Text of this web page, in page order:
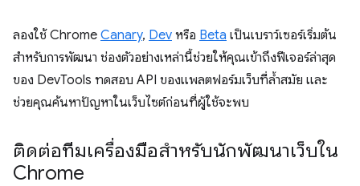
ลองใช้ Chrome Canary, Dev หรือ Beta เป็นเบราว์เซอร์เริ่มต้น
สำหรับการพัฒนา ช่องตัวอย่างเหล่านี้ช่วยให้คุณเข้าถึงฟีเจอร์ล่าสุด
ของ DevTools ทดสอบ API ของแพลตฟอร์มเว็บที่ล้ำสมัย และ
ช่วยคุณค้นหาปัญหาในเว็บไซต์ก่อนที่ผู้ใช้จะพบ
ติดต่อทีมเครื่องมือสำหรับนักพัฒนาเว็บใน
Chrome